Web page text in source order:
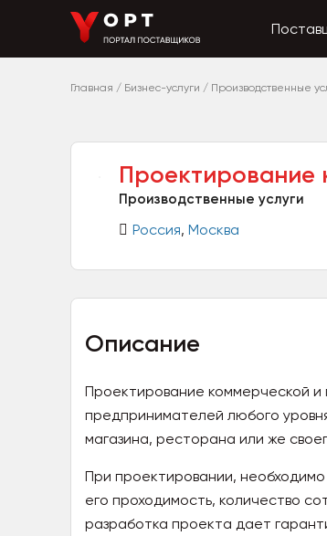
Главная / Бизнес-услуги / Производственные
Проектирование
Производственные услуги
Россия, Москва
Описание
Проектирование коммерческой и
предпринимателей любого
магазина, ресторана или же
При проектировании,
его проходимость, количество
разработка проекта дает